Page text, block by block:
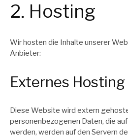
2. Hosting
Wir hosten die Inhalte unserer
Anbieter:
Externes Hosting
Diese Website wird extern
personenbezogenen Daten, die
werden, werden auf den Servern